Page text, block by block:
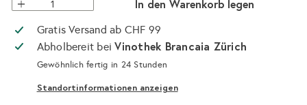
In den Warenkorb legen
Gratis Versand ab CHF 99
Abholbereit beiVinothek Brancaia Zürich
Gewöhnlich fertig in 24 Stunden
Standortinformationen anzeigen